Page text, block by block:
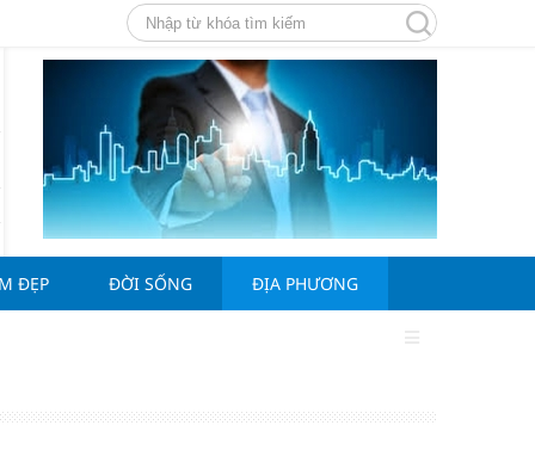
ĐẸP ĐỜI SỐNG ĐỊA PHƯƠNG